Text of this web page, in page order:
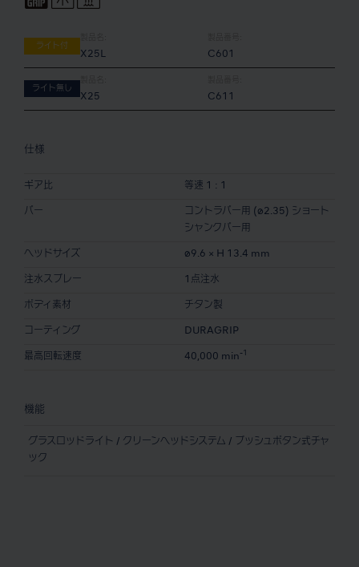
ライト付
X25L C601
ライト無し
X25 C611
仕様
ギア比 等速 1 : 1
バー
コントラバー用 (ø2.35) ショート
シャンクバー用
ヘッドサイズ ø9.6 × H 13.4 mm
注水スプレー 1点注水
ボディ素材 チタン製
コーティング DURAGRIP
最高回転速度 40,000 min -1
機能
グラスロッドライト / クリーンヘッドシステム / プッシュボタン式チャ
ック